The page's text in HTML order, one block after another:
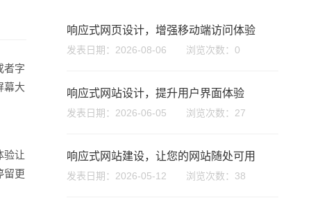
者字
幕大
验让
留更
响应式网页设计，增强移动端访问体验
发表日期：2026-08-06 浏览次数：0
响应式网站设计，提升用户界面体验
发表日期：2026-06-05 浏览次数：27
响应式网站建设，让您的网站随处可用
发表日期：2026-05-12 浏览次数：38